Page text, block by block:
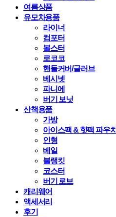
여름상품
유모차용품
라이너
컴포터
볼스터
로코코
핸들커버/글러브
베시넷
파니에
버기 보닛
산책용품
가방
아이스팩 & 핫팩 파우치
인형
베일
블랭킷
코스터
버기 로브
캐리웨어
액세서리
후기